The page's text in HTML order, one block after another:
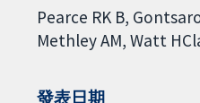
Pearce RK B
Methley AM Watt
發表日期